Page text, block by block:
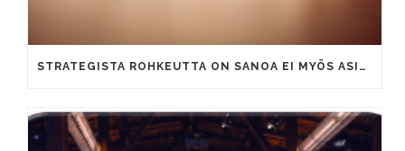
STRATEGISTA ROHKEUTTA ON SANOA EI MYÖS ASIAKKAILLE